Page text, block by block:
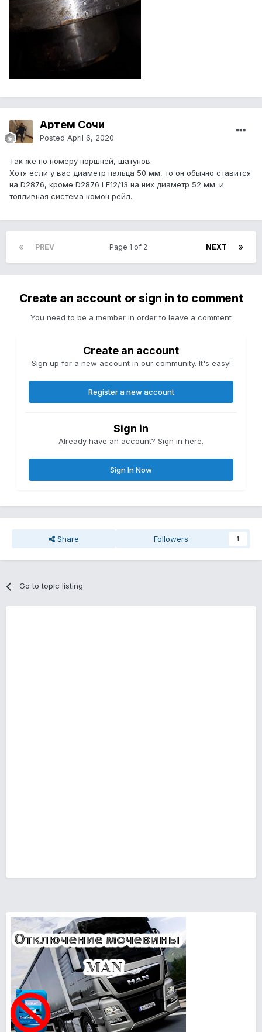
Артем Сочи
Posted April 6, 2020
Так же по номеру поршней, шатунов.
Хотя если у вас диаметр пальца 50 мм, то он обычно ставится
на D2876, кроме D2876 LF12/13 на них диаметр 52 мм. и
топливная система комон рейл.
PREV NEXT
Page 1 of 2
Create an account or sign in to comment
You need to be a member in order to leave a comment
Create an account
Sign up for a new account in our community. It's easy!
Register a new account
Sign in
Already have an account? Sign in here.
Sign In Now
Share Followers 1
Go to topic listing